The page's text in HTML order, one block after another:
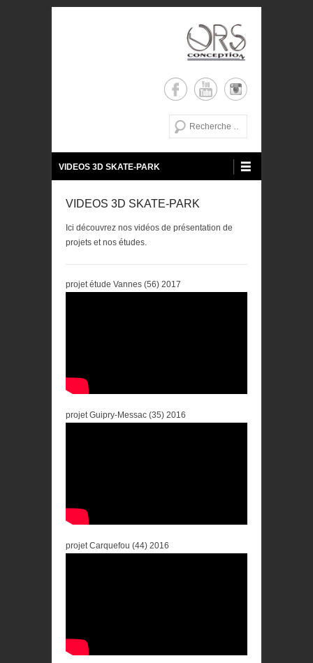
ORS Conception
Recherche
VIDEOS 3D SKATE-PARK
VIDEOS 3D SKATE-PARK
Ici découvrez nos vidéos de présentation de
projets et nos études.
projet étude Vannes (56) 2017
projet Guipry-Messac (35) 2016
projet Carquefou (44) 2016